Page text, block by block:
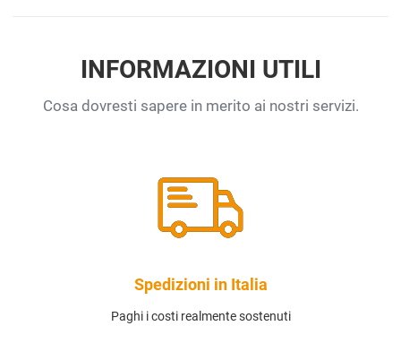
INFORMAZIONI UTILI
Cosa dovresti sapere in merito ai nostri servizi.
Spedizioni in Italia
Paghi i costi realmente sostenuti